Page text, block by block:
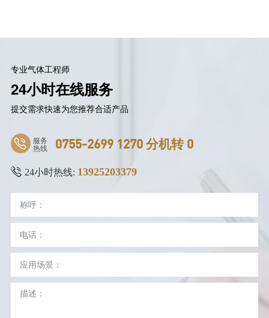
专业气体工程师
24小时在线服务
提交需求快速为您推荐合适产品
服务
热线 0755-2699 1270 分机转 0
24小时热线: 13925203379